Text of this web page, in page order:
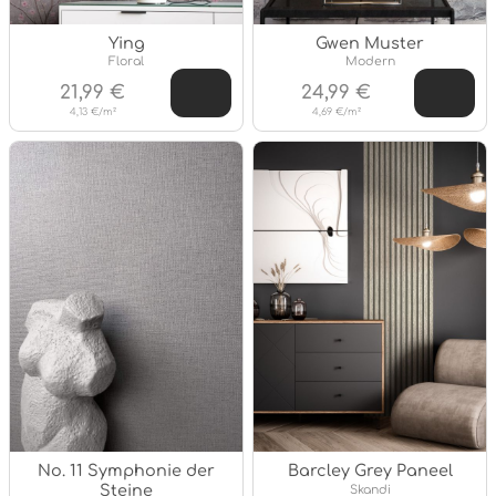
Ying
Stil:
Floral
4,13 €/m²
21,99 €
Gwen Muster
Stil:
Modern
4,69 €/m²
24,99 €
No. 11 Symphonie der
Steine
Barcley Grey Paneel
Stil:
Skandi